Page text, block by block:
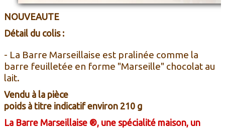
NOUVEAUTE
Détail du colis :
- La Barre Marseillaise est pralinée comme la
barre feuilletée en forme "Marseille" chocolat au
lait.
Vendu à la pièce
poids à titre indicatif environ 210 g
La Barre Marseillaise ®, une spécialité maison, un